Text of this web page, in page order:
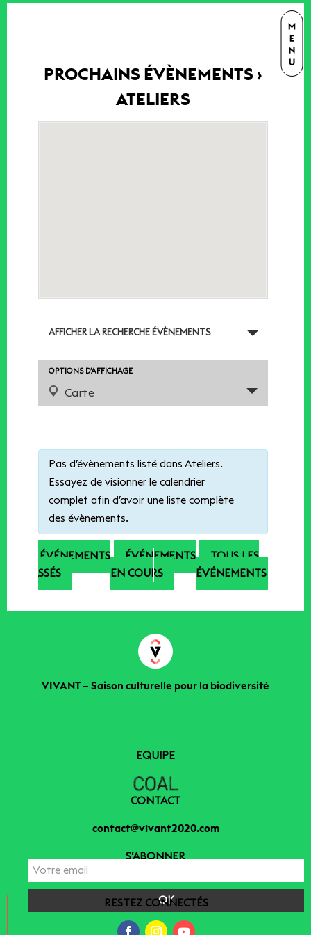
PROCHAINS ÉVÈNEMENTS ›
ATELIERS
ET
DE
VUES
ÉVÈNEMENTS
AFFICHER LA RECHERCHE ÉVÈNEMENTS
NAVIGATION
DE
VUES
OPTIONS D’AFFICHAGE
Carte
the
form
controls
will
dynamically
update
the
content
Pas d’évènements listé dans Ateliers.
Essayez de visionner le calendrier
complet afin d’avoir une liste complète
des évènements.
ÉVÉNEMENTS
PASSÉS
ÉVÉNEMENTS
EN COURS
TOUS LES
ÉVÉNEMENTS
VIVANT – Saison culturelle pour la biodiversité
EQUIPE
CONTACT
contact@vivant2020.com
S’ABONNER
RESTEZ CONNECTÉS